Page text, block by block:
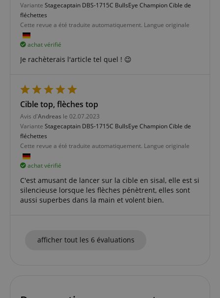
Variante Stagecaptain DBS-1715C BullsEye Champion Cible de
fléchettes
Cette revue a été traduite automatiquement. Langue originale
achat vérifié
Je rachèterais l'article tel quel ! 😉
Cible top, flèches top
Avis d'Andreas le 02.07.2023
Variante Stagecaptain DBS-1715C BullsEye Champion Cible de
fléchettes
Cette revue a été traduite automatiquement. Langue originale
achat vérifié
C'est amusant de lancer sur la cible en sisal, elle est si
silencieuse lorsque les flèches pénètrent, elles sont
aussi superbes dans la main et volent bien.
afficher tout les 6 évaluations
CookieScriptConsent
CookieScript
.kirstein.fr
Expiration
Google